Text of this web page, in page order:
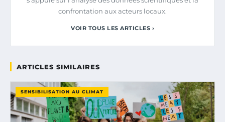
confrontation aux acteurs locaux.
VOIR TOUS LES ARTICLES ›
ARTICLES SIMILAIRES
SENSIBILISATION AU CLIMAT